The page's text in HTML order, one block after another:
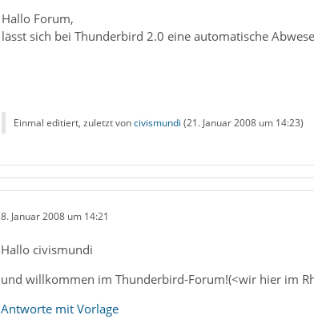
Hallo Forum,
lässt sich bei Thunderbird 2.0 eine automatische
Einmal editiert, zuletzt voncivismundi (21. Januar 2008 um 14:23)
8. Januar 2008 um 14:21
Hallo civismundi
und willkommen im Thunderbird-Forum!(<wir hier im
Antworte mit Vorlage